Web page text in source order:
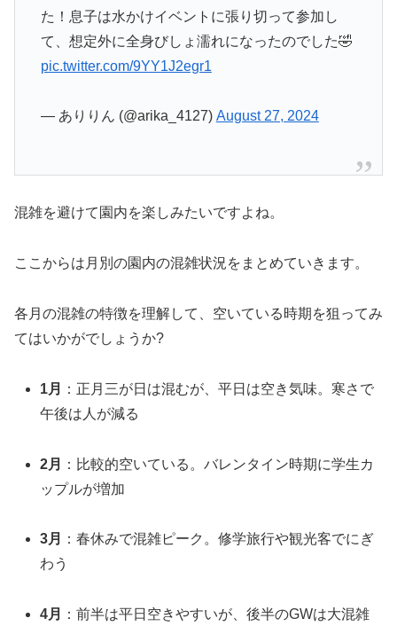
た！息子は水かけイベントに張り切って参加し
て、想定外に全身びしょ濡れになったのでした🤣
pic.twitter.com/9YY1J2egr1
— ありりん (@arika_4127) August 27, 2024
混雑を避けて園内を楽しみたいですよね。
ここからは月別の園内の混雑状況をまとめていきます。
各月の混雑の特徴を理解して、空いている時期を狙ってみ
てはいかがでしょうか?
1月
：正月三が日は混むが、平日は空き気味。寒さで
午後は人が減る
2月
：比較的空いている。バレンタイン時期に学生カ
ップルが増加
3月
：春休みで混雑ピーク。修学旅行や観光客でにぎ
わう
4月 ：前半は平日空きやすいが、後半のGWは大混雑